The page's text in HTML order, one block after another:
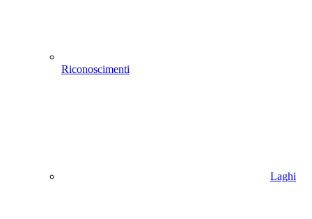
Riconoscimenti
Laghi